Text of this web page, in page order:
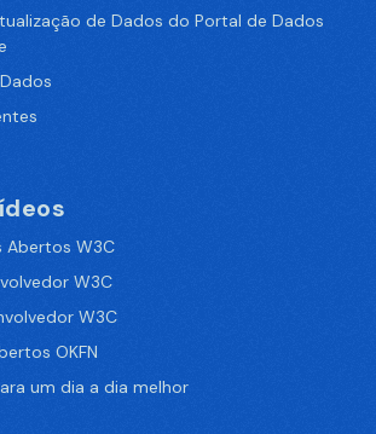
de Dados do Portal de Dados
Abertos W3C
W3C
W3C
OKFN
um dia a dia melhor